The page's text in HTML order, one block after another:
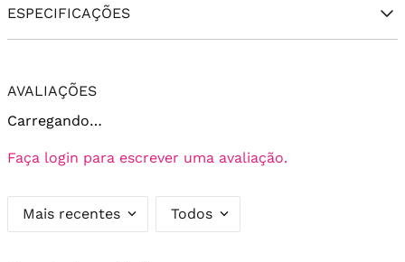
ESPECIFICAÇÕES
AVALIAÇÕES
Carregando…
Faça login para escrever uma avaliação.
Mais recentes Todos